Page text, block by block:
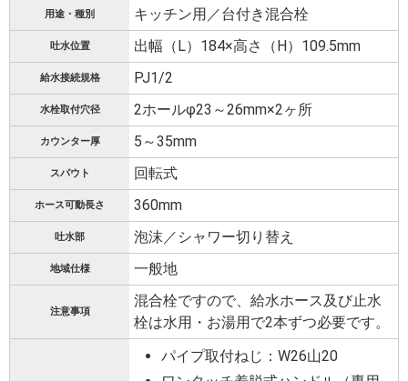
用途・種別 キッチン用／台付き混合栓
吐水位置 出幅（L）184×高さ（H）109.5mm
給水接続規格 PJ1/2
水栓取付穴径 2ホールφ23～26mm×2ヶ所
カウンター厚 5～35mm
スパウト 回転式
ホース可動長さ 360mm
吐水部 泡沫／シャワー切り替え
地域仕様 一般地
注意事項
混合栓ですので、給水ホース及び止水
栓は水用・お湯用で2本ずつ必要です。
パイプ取付ねじ：W26山20